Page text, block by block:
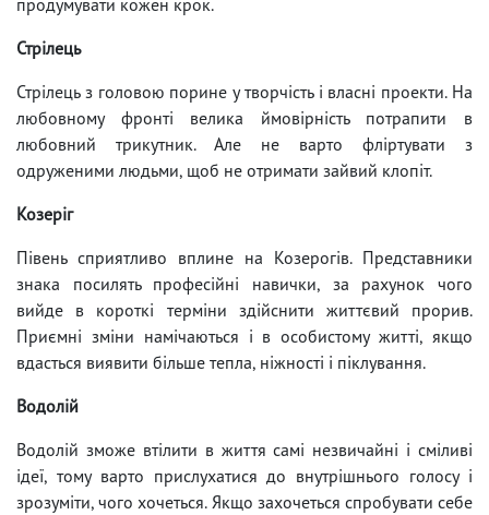
продумувати кожен крок.
Стрілець
Стрілець з головою порине у творчість і власні проекти. На
любовному фронті велика ймовірність потрапити в
любовний трикутник. Але не варто фліртувати з
одруженими людьми, щоб не отримати зайвий клопіт.
Козеріг
Півень сприятливо вплине на Козерогів. Представники
знака посилять професійні навички, за рахунок чого
вийде в короткі терміни здійснити життєвий прорив.
Приємні зміни намічаються і в особистому житті, якщо
вдасться виявити більше тепла, ніжності і піклування.
Водолій
Водолій зможе втілити в життя самі незвичайні і сміливі
ідеї, тому варто прислухатися до внутрішнього голосу і
зрозуміти, чого хочеться. Якщо захочеться спробувати себе